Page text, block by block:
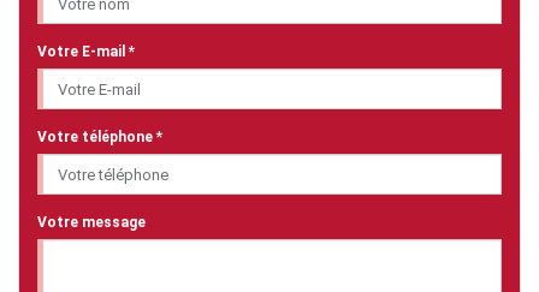
Votre E-mail *
Votre téléphone *
Votre message